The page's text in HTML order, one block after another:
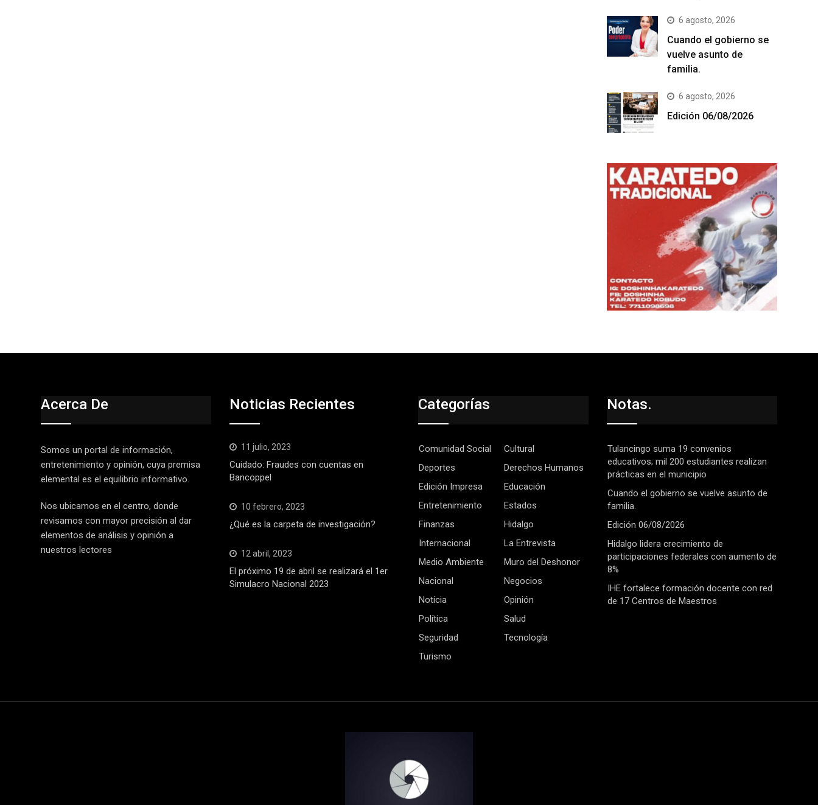
6 agosto, 2026
Cuando el gobierno se
vuelve asunto de
familia.
6 agosto, 2026
Edición 06/08/2026
Acerca De
Somos un portal de información,
entretenimiento y opinión, cuya premisa
elemental es el equilibrio informativo.
Nos ubicamos en el centro, donde
revisamos con mayor precisión al dar
elementos de análisis y opinión a
nuestros lectores
Noticias Recientes
11 julio, 2023
Cuidado: Fraudes con cuentas en
Bancoppel
10 febrero, 2023
¿Qué es la carpeta de investigación?
12 abril, 2023
El próximo 19 de abril se realizará el 1er
Simulacro Nacional 2023
Categorías
Comunidad Social
Cultural
Deportes
Derechos Humanos
Edición Impresa
Educación
Entretenimiento
Estados
Finanzas
Hidalgo
Internacional
La Entrevista
Medio Ambiente
Muro del Deshonor
Nacional
Negocios
Noticia
Opinión
Política
Salud
Seguridad
Tecnología
Turismo
Notas.
Tulancingo suma 19 convenios
educativos; mil 200 estudiantes realizan
prácticas en el municipio
Cuando el gobierno se vuelve asunto de
familia.
Edición 06/08/2026
Hidalgo lidera crecimiento de
participaciones federales con aumento de
8%
IHE fortalece formación docente con red
de 17 Centros de Maestros